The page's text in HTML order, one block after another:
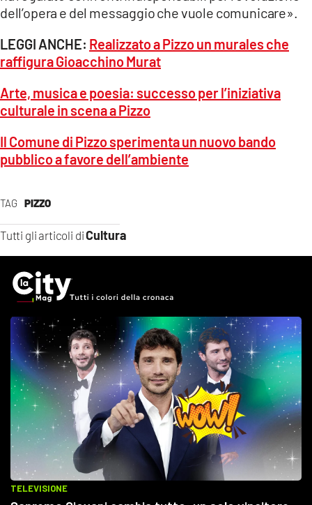
TAG PIZZO
Tutti gli articoli diCultura
dell’opera e del messaggio che vuole comunicare».
LEGGI ANCHE: Realizzato a Pizzo un murales che
raffigura Gioacchino Murat
Arte, musica e poesia: successo per l’iniziativa
culturale in scena a Pizzo
Il Comune di Pizzo sperimenta un nuovo bando
pubblico a favore dell’ambiente